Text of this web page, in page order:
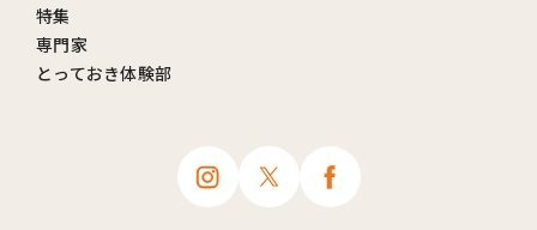
特集
専門家
とっておき体験部